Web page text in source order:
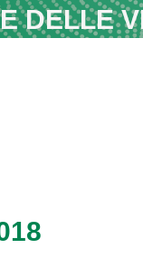
DELLE